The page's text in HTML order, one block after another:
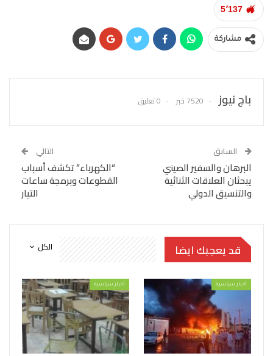
5٬137
مشاركة
باج نيوز 7520 خبر 0 تعليق
السابق
البرهان والسفير الصيني
يبحثان العلاقات الثنائية
والتنسيق الدولي
التالي
“الكهرباء” تكشف أسباب
القطوعات وبرمجة ساعات
التيار
الكل قد يعجبك ايضا
أخبار سياسية أخبار سياسية